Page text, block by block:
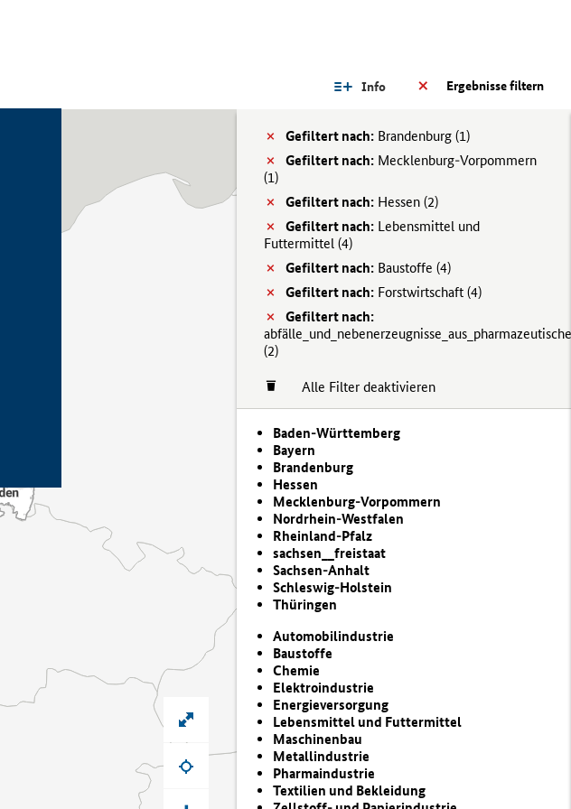
Ergebnisse filtern
Info
Gefiltert nach: Brandenburg (1)
Gefiltert nach: Mecklenburg-Vorpommern
(1)
Gefiltert nach: Hessen (2)
Gefiltert nach: Lebensmittel und
Futtermittel (4)
Gefiltert nach: Baustoffe (4)
Gefiltert nach: Forstwirtschaft (4)
Gefiltert nach:
(2)
Alle Filter deaktivieren
Baden-Württemberg
Bayern
Brandenburg
Hessen
Mecklenburg-Vorpommern
Nordrhein-Westfalen
Rheinland-Pfalz
sachsen__freistaat
Sachsen-Anhalt
Schleswig-Holstein
Thüringen
Automobilindustrie
Baustoffe
Chemie
Elektroindustrie
Energieversorgung
Lebensmittel und Futtermittel
Maschinenbau
Metallindustrie
Pharmaindustrie
Textilien und Bekleidung